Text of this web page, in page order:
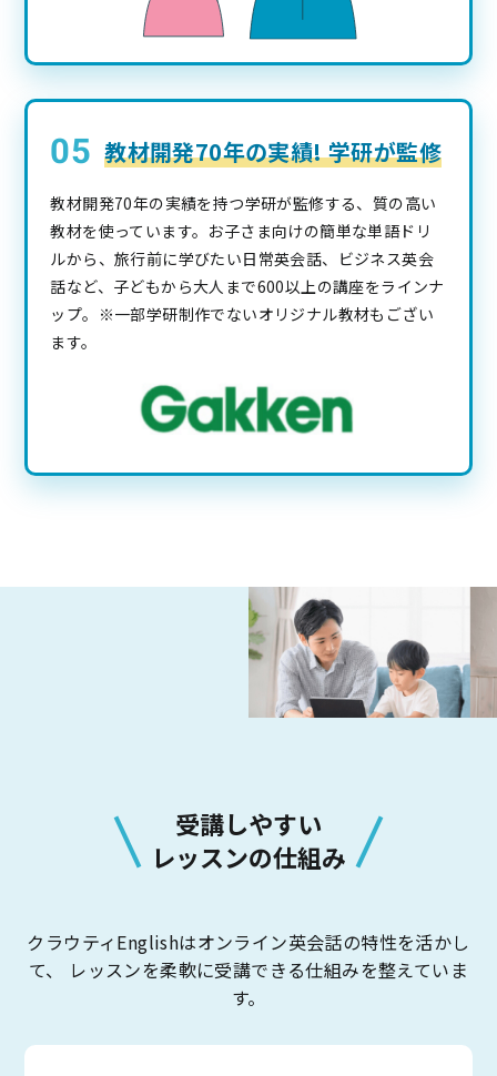
教材開発70年の実績! 学研が監修
教材開発70年の実績を持つ学研が監修する、質の高い
教材を使っています。お子さま向けの簡単な単語ドリ
ルから、旅行前に学びたい日常英会話、ビジネス英会
話など、子どもから大人まで600以上の講座をラインナ
ップ。※一部学研制作でないオリジナル教材もござい
ます。
受講しやすい
レッスンの仕組み
クラウティEnglishはオンライン英会話の特性を活かし
て、
レッスンを柔軟に受講できる仕組みを整えていま
す。